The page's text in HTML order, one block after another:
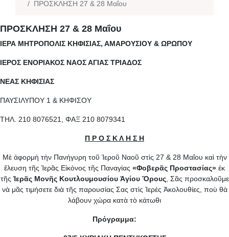
ΠΡΟΣΚΛΗΣΗ 27 & 28 Μαΐου
ΠΡΟΣΚΛΗΣΗ 27 & 28 Μαΐου
ΙΕΡΑ ΜΗΤΡΟΠΟΛΙΣ ΚΗΦΙΣΙΑΣ, ΑΜΑΡΟΥΣΙΟΥ & ΩΡΩΠΟΥ
ΙΕΡΟΣ ΕΝΟΡΙΑΚΟΣ ΝΑΟΣ ΑΓΙΑΣ ΤΡΙΑΔΟΣ
ΝΕΑΣ ΚΗΦΙΣΙΑΣ
ΠΑΥΣΙΛΥΠΟΥ 1 & ΚΗΦΙΣΟΥ
ΤΗΛ. 210 8076521, ΦΑΞ 210 8079341
Π Ρ Ο Σ Κ Λ Η Σ Η
Μὲ ἀφορμὴ τὴν Πανήγυρη τοῦ Ἱεροῦ Ναοῦ στὶς 27 & 28 Μαΐου καὶ τὴν
ἔλευση τῆς Ἱερᾶς Εἰκόνος τῆς Παναγίας «Φοβερᾶς Προστασίας» ἐκ
τῆς Ἱερᾶς Μονῆς Κουτλουμουσίου Ἁγίου Ὅρους, Σᾶς προσκαλοῦμε
νὰ μᾶς τιμήσετε διὰ τῆς παρουσίας Σας στὶς Ἱερὲς Ἀκολουθίες, ποὺ θὰ
λάβουν χώρα κατὰ τὸ κάτωθι
Πρόγραμμα: